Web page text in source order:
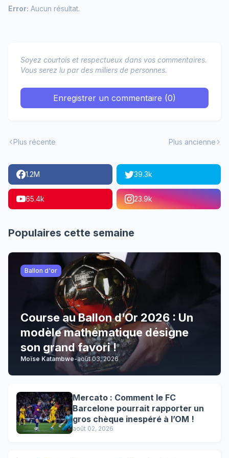
Error: Aucun résultat.
Soyez courtois et respectueux dans vos commentaires.
Vous serez lu par des milliers de personnes.
Enregistrer un commentaire (0)
Plus récente Plus ancienne
1.2M 39.3k
65.4k 23.9k
Populaires cette semaine
Ballon d'or
Course au Ballon d’Or 2026 : Un
modèle mathématique désigne
son grand favori !
Moïse Katambwe-août 03, 2026
Mercato : Comment le FC
Barcelone pourrait rapporter un
gros chèque inespéré à l’OM !
août 02, 2026